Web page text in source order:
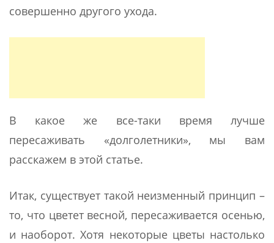
совершенно другого ухода.
В какое же все-таки время лучше
пересаживать «долголетники», мы вам
расскажем в этой статье.
Итак, существует такой неизменный принцип –
то, что цветет весной, пересаживается осенью,
и наоборот. Хотя некоторые цветы настолько